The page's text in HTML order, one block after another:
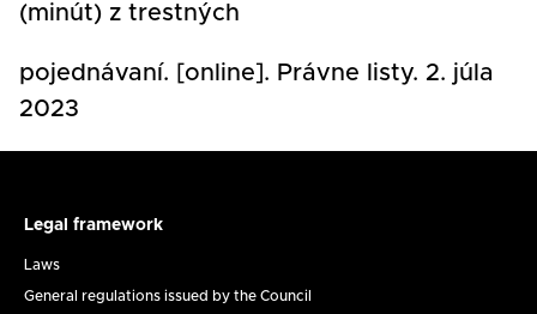
(minút) z trestných
pojednávaní. [online]. Právne listy. 2. júla
2023
framework
Legal framework
Laws
General regulations issued by the Council